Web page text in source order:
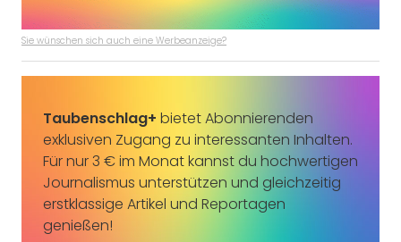
Sie wünschen sich auch eine Werbeanzeige?
Taubenschlag+ bietet Abonnierenden
exklusiven Zugang zu interessanten Inhalten.
Für nur 3 € im Monat kannst du hochwertigen
Journalismus unterstützen und gleichzeitig
erstklassige Artikel und Reportagen
genießen!